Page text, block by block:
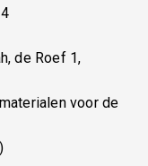
de Roef 1,
voor de